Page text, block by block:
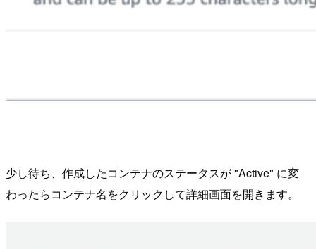
少し待ち、作成したコンテナのステータスが "Active" に変
わったらコンテナ名をクリックして詳細画面を開きます。